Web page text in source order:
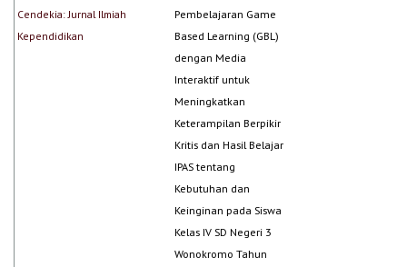
Cendekia: Jurnal Ilmiah
Kependidikan
Pembelajaran Game
Based Learning (GBL)
dengan Media
Interaktif untuk
Meningkatkan
Keterampilan Berpikir
Kritis dan Hasil Belajar
IPAS tentang
Kebutuhan dan
Keinginan pada Siswa
Kelas IV SD Negeri 3
Wonokromo Tahun